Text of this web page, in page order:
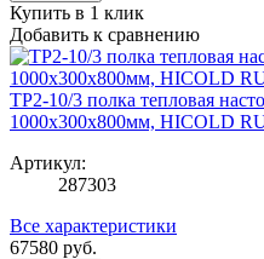
Купить в 1 клик
Добавить к сравнению
TP2-10/3 полка тепловая
1000х300х800мм, HICOLD
Артикул:
287303
Все характеристики
67580 руб.